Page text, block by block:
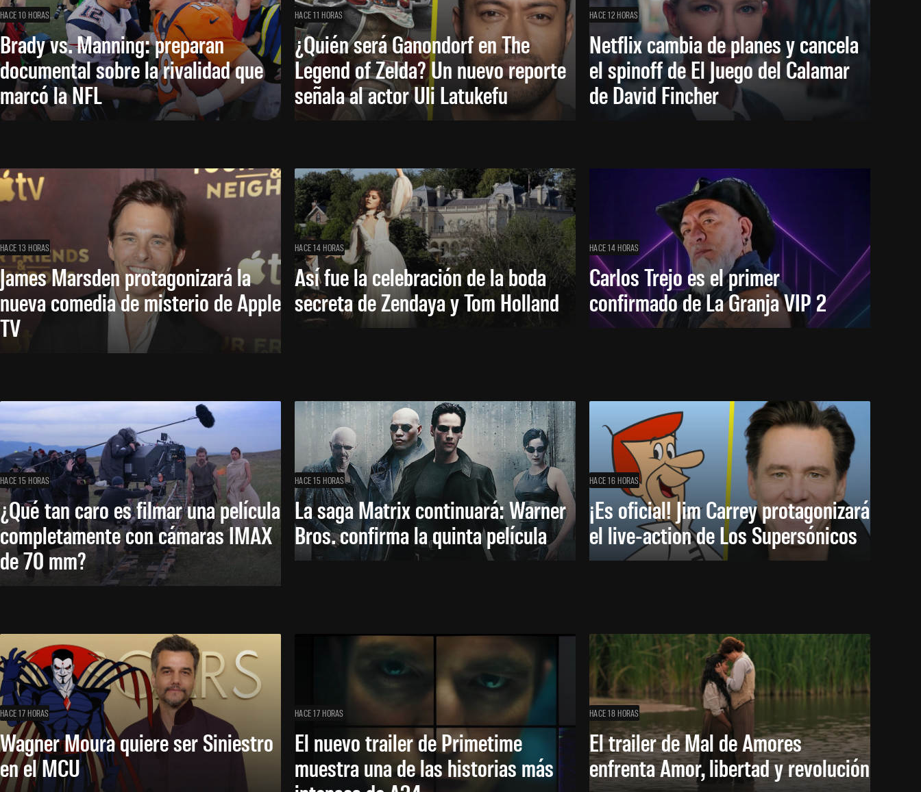
HACE 10 HORAS
Brady vs. Manning: preparan
documental sobre la rivalidad que
marcó la NFL
HACE 11 HORAS
¿Quién será Ganondorf en The
Legend of Zelda? Un nuevo reporte
señala al actor Uli Latukefu
HACE 12 HORAS
Netflix cambia de planes y cancela
el spinoff de El Juego del Calamar
de David Fincher
HACE 13 HORAS
James Marsden protagonizará la
nueva comedia de misterio de Apple
TV
HACE 14 HORAS
Así fue la celebración de la boda
secreta de Zendaya y Tom Holland
HACE 14 HORAS
Carlos Trejo es el primer
confirmado de La Granja VIP 2
HACE 15 HORAS
¿Qué tan caro es filmar una película
completamente con cámaras IMAX
de 70 mm?
HACE 15 HORAS
La saga Matrix continuará: Warner
Bros. confirma la quinta película
HACE 16 HORAS
¡Es oficial! Jim Carrey protagonizará
el live-action de Los Supersónicos
HACE 17 HORAS
Wagner Moura quiere ser Siniestro
en el MCU
HACE 17 HORAS
El nuevo trailer de Primetime
muestra una de las historias más
HACE 18 HORAS
El trailer de Mal de Amores
enfrenta Amor, libertad y revolución